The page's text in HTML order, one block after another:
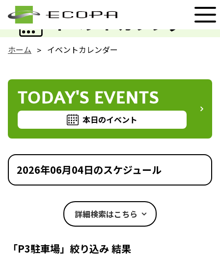
イベントカレンダー
EVENT
ホーム イベントカレンダー
TODAY'S EVENTS
本日のイベント
2026年06月04日のスケジュール
詳細検索はこちら
「P3駐車場」絞り込み 結果